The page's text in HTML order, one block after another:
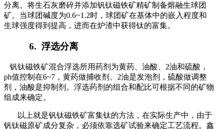
分离。将生石灰磨碎并添加钒钛磁铁矿精矿制备熔融生球团
矿。当球团碱度为0.6~1.2时，球团矿在基体中的嵌入程度和
生球强度得到提高，进而在炉渣中获得钛的富集。
6. 浮选分离
钒钛磁铁矿混合浮选所用药剂为黄药、油酸、2油和硫酸，
ph值控制在6~7，黄药做捕收剂、2油是发泡剂，硫酸做调整
剂，油酸是抑制剂。浮选药剂的组合和配比可根据不同的矿物
组成来确定。
以上就是钒钛磁铁矿富集钛的方法，在实际生产中，由于
钒钛磁原矿成分复杂，必须依靠选矿试验来确定工艺流程。鑫